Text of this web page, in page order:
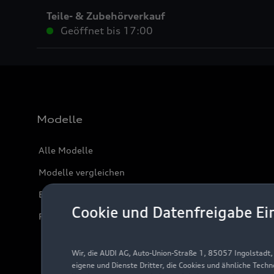
Cookie und Datenfreigabe
Wir, die AUDI AG, Auto-Union-Straße 1, 85057
eigene und Dienste Dritter, die Cookies und ähnliche
Teile- & Zubehörverkauf
Geöffnet bis 17:00
Modelle
Alle Modelle
Modelle vergleichen
Elektromodelle
Plug-in-Hybride